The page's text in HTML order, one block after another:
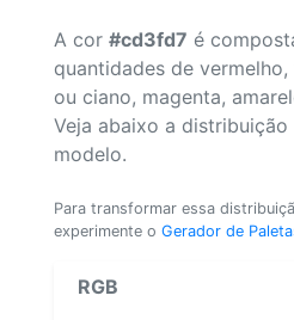
A cor #cd3fd7 é
quantidades de vermelho,
ou ciano, magenta,
Veja abaixo a
modelo.
Para transformar essa
experimente o Gerador de
RGB